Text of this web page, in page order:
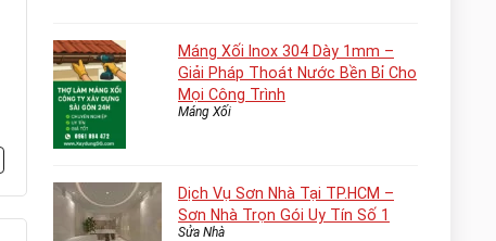
Máng Xối Inox 304 Dày 1mm –
Giải Pháp Thoát Nước Bền Bỉ Cho
Mọi Công Trình
Máng Xối
Dịch Vụ Sơn Nhà Tại TP.HCM –
Sơn Nhà Trọn Gói Uy Tín Số 1
Sửa Nhà